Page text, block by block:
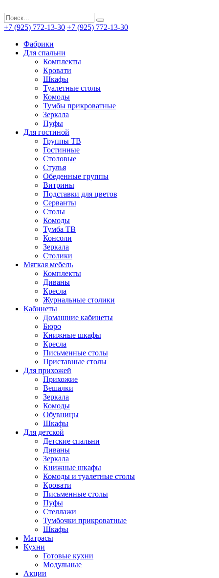
+7 (925) 772-13-30 +7 (925) 772-13-30
Фабрики
Для спальни
Комплекты
Кровати
Шкафы
Туалетные столы
Комоды
Тумбы прикроватные
Зеркала
Пуфы
Для гостиной
Группы ТВ
Гостинные
Столовые
Стулья
Обеденные группы
Витрины
Подставки для цветов
Серванты
Столы
Комоды
Тумба ТВ
Консоли
Зеркала
Столики
Мягкая мебель
Комплекты
Диваны
Кресла
Журнальные столики
Кабинеты
Домашние кабинеты
Бюро
Книжные шкафы
Кресла
Письменные столы
Приставные столы
Для прихожей
Прихожие
Вешалки
Зеркала
Комоды
Обувницы
Шкафы
Для детской
Детские спальни
Диваны
Зеркала
Книжные шкафы
Комоды и туалетные столы
Кровати
Письменные столы
Пуфы
Стеллажи
Тумбочки прикроватные
Шкафы
Матрасы
Кухни
Готовые кухни
Модульные
Акции